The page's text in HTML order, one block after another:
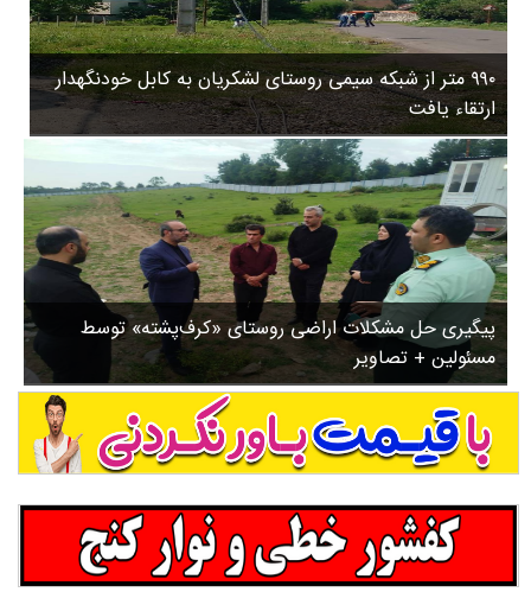
روستاها
ورزشی
سیاسی
چندرسانه ای
مسیر گردشگری دیلمان
درباره ما
۹۹۰ متر از شبکه سیمی روستای لشکریان به کابل خودنگهدار
ارتقاء یافت
پیگیری حل مشکلات اراضی روستای «کرف‌پشته» توسط
مسئولین + تصاویر
۳
۵
۸
ب
ا
ز
ن
ش
س
ت
ش
د
.